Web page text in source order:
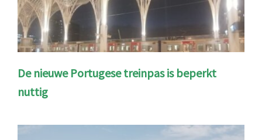
De nieuwe Portugese treinpas is beperkt
nuttig